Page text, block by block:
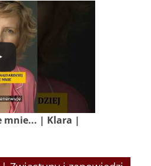
mnie... | Klara |